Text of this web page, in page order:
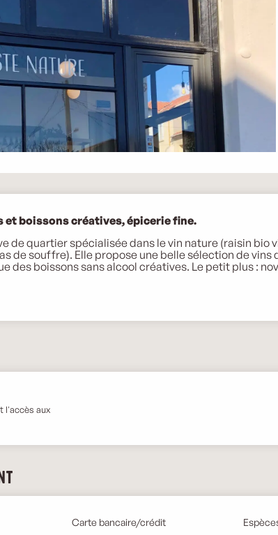
et boissons créatives, épicerie fine.
de quartier spécialisée dans le vin nature (raisin bio
de souffre). Elle propose une belle sélection de vins
des boissons sans alcool créatives. Le petit plus :
l'accès aux
Carte bancaire/crédit